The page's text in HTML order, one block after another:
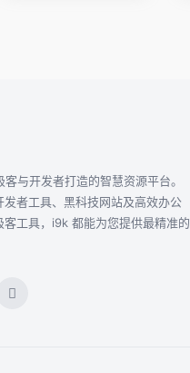
与开发者打造的智慧资源平台。
者工具、黑科技网站及高效办公
工具，i9k 都能为您提供最精准的